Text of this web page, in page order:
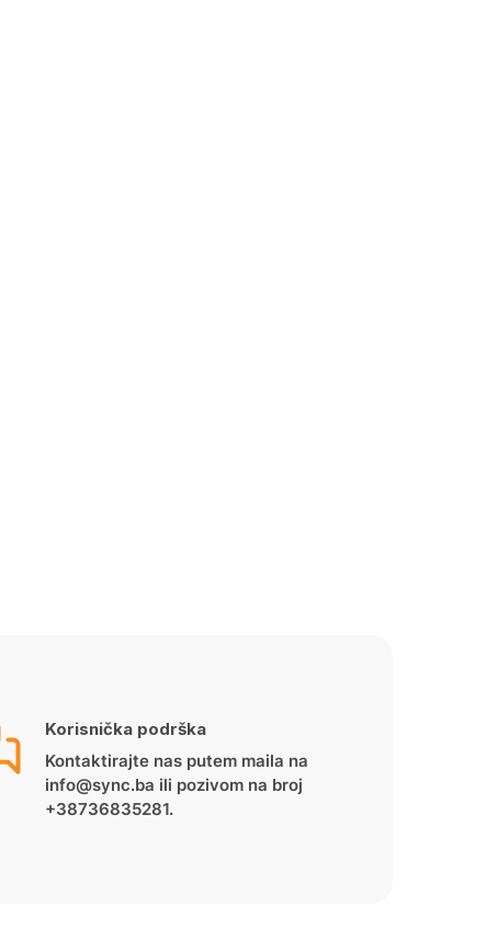
Korisnička podrška
Kontaktirajte nas putem maila na
info@sync.ba ili pozivom na broj
+38736835281.